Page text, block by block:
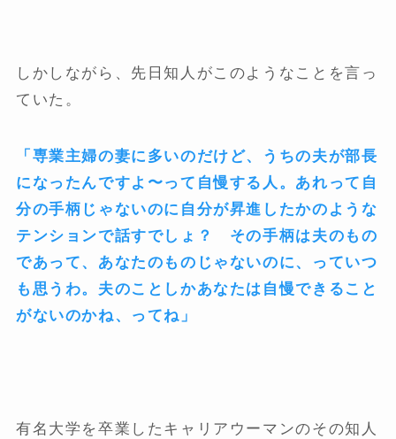
しかしながら、先日知人がこのようなことを言っ
ていた。
「専業主婦の妻に多いのだけど、うちの夫が部長
になったんですよ〜って自慢する人。あれって自
分の手柄じゃないのに自分が昇進したかのような
テンションで話すでしょ？ その手柄は夫のもの
であって、あなたのものじゃないのに、っていつ
も思うわ。夫のことしかあなたは自慢できること
がないのかね、ってね」
有名大学を卒業したキャリアウーマンのその知人